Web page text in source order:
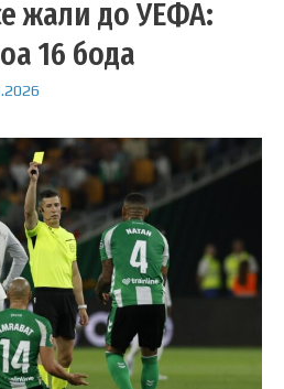
жали до УЕФА:
16 бода